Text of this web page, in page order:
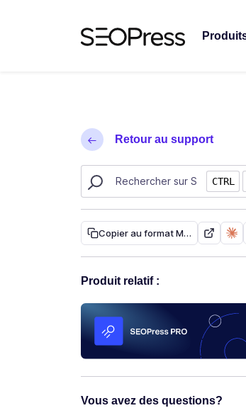
Retour au support
Rechercher des ressources
CTRL
Copier au format Markdown
Produit relatif :
Vous avez des questions?